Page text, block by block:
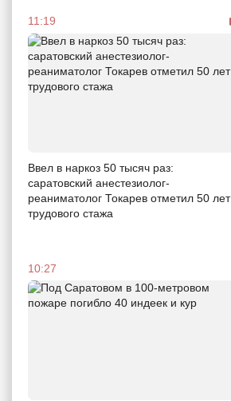
11:19
Ввел в наркоз 50 тысяч раз:
саратовский анестезиолог-
реаниматолог Токарев отметил 50 лет
трудового стажа
10:27